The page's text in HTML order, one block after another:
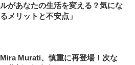
ルがあなたの生活を変える？気にな
るメリットと不安点」
Mira Murati、慎重に再登場！次な